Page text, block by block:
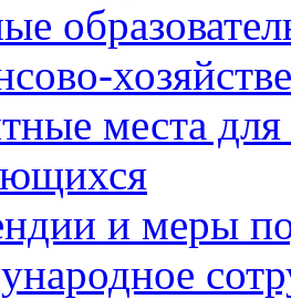
места
и меры